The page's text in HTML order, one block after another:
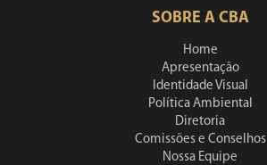
SOBRE A CBA
Home
Apresentação
Identidade Visual
Política Ambiental
Diretoria
Comissões e Conselhos
Nossa Equipe